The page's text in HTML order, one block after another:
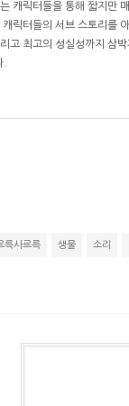
캐릭터들을 통해 짧지만
릭터들의 서브 스토리를
고 최고의 성실성까지 삼
륵사르륵 생물 소리